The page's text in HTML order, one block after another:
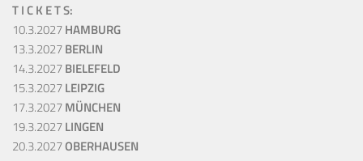
T I C K E T S:
10.3.2027HAMBURG
13.3.2027BERLIN
14.3.2027BIELEFELD
15.3.2027LEIPZIG
17.3.2027MÜNCHEN
19.3.2027LINGEN
20.3.2027OBERHAUSEN